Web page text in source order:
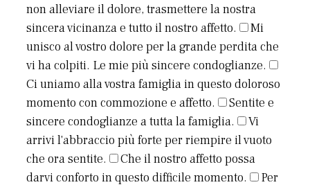
non alleviare il dolore, trasmettere la nostra
sincera vicinanza e tutto il nostro affetto.
Mi
unisco al vostro dolore per la grande perdita che
vi ha colpiti. Le mie più sincere condoglianze.
Ci uniamo alla vostra famiglia in questo doloroso
momento con commozione e affetto.
Sentite e
sincere condoglianze a tutta la famiglia.
Vi
arrivi l'abbraccio più forte per riempire il vuoto
che ora sentite.
Che il nostro affetto possa
darvi conforto in questo difficile momento.
Per